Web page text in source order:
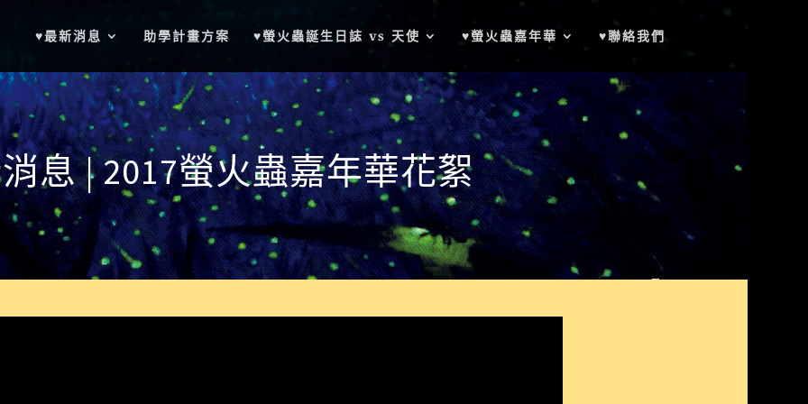
♥最新消息 助學計畫方案 ♥螢火蟲誕生日誌 vs 天使 ♥螢火蟲嘉年華 ♥聯絡我們
息 | 2017螢火蟲嘉年華花絮